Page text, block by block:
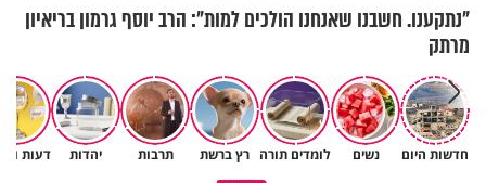
"נתקענו. חשבנו שאנחנו הולכים למות": הרב יוסף גרמון בריאיון
מרתק
חדשות היום נשים לומדים תורה רץ ברשת תרבות יהדות דעות
לפעמים המערכת מפספסת את
מותר לנשוף על בוטנים כדי